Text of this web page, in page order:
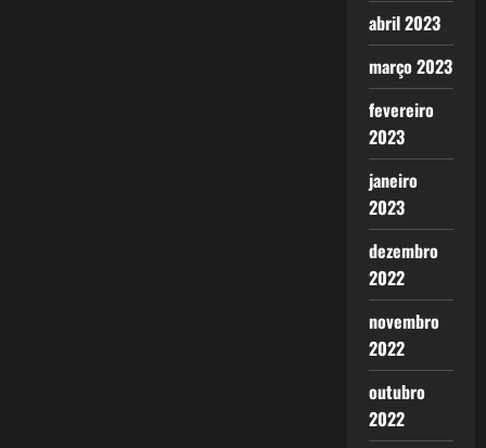
abril 2023
março 2023
fevereiro
2023
janeiro
2023
dezembro
2022
novembro
2022
outubro
2022